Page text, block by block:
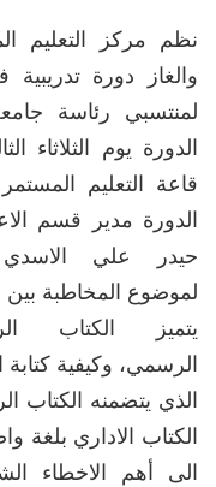
نظم مركز التعليم
والغاز دورة
لمنتسبي رئاسة
الدورة يوم
قاعة التعليم
الدورة مدير قسم
حيدر علي
لموضوع المخاطبة بين
يتميز الكتاب
الرسمي، وكيفية
الذي يتضمنه الكتاب
الكتاب الاداري بلغة
الى أهم الاخطاء